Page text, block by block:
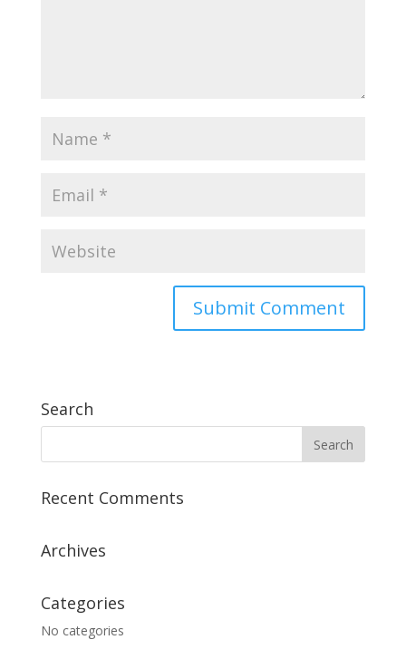
Search
Recent Comments
Archives
Categories
No categories